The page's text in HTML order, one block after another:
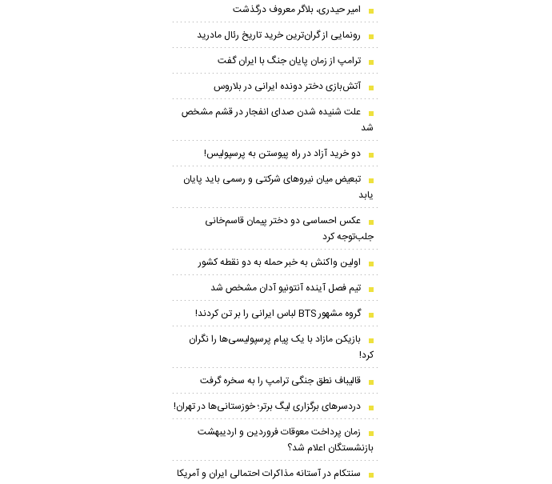
امیر حیدری، بلاگر معروف درگذشت
رونمایی از گران‌ترین خرید تاریخ رئال مادرید
ترامپ از زمان پایان جنگ با ایران گفت
آتش‌بازی دختر دونده ایرانی در بلاروس
علت شنیده شدن صدای انفجار در قشم مشخص
شد
دو خرید آزاد در راه پیوستن به پرسپولیس!
تبعیض میان نیروهای شرکتی و رسمی باید پایان
یابد
عکس احساسی دو دختر پیمان‌ قاسم‌خانی
جلب‌توجه کرد
اولین واکنش به خبر حمله به دو نقطه کشور
تیم فصل آینده آنتونیو آدان مشخص شد
گروه مشهور BTS لباس ایرانی را بر تن کردند!
بازیکن مازاد با یک پیام پرسپولیسی‌ها را نگران
کرد!
قالیباف نطق جنگی ترامپ را به سخره گرفت
دردسرهای برگزاری لیگ برتر؛ خوزستانی‌ها در تهران!
زمان پرداخت معوقات فروردین و اردیبهشت
بازنشستگان اعلام شد؟
سنتکام در آستانه مذاکرات احتمالی ایران و آمریکا